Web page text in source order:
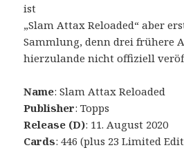
ist
„Slam Attax Reloaded“ aber
Sammlung, denn drei frühere
hierzulande nicht offiziell
Name: Slam Attax Reloaded
Publisher: Topps
Release (D): 11. August 2020
Cards: 446 (plus 23 Limited